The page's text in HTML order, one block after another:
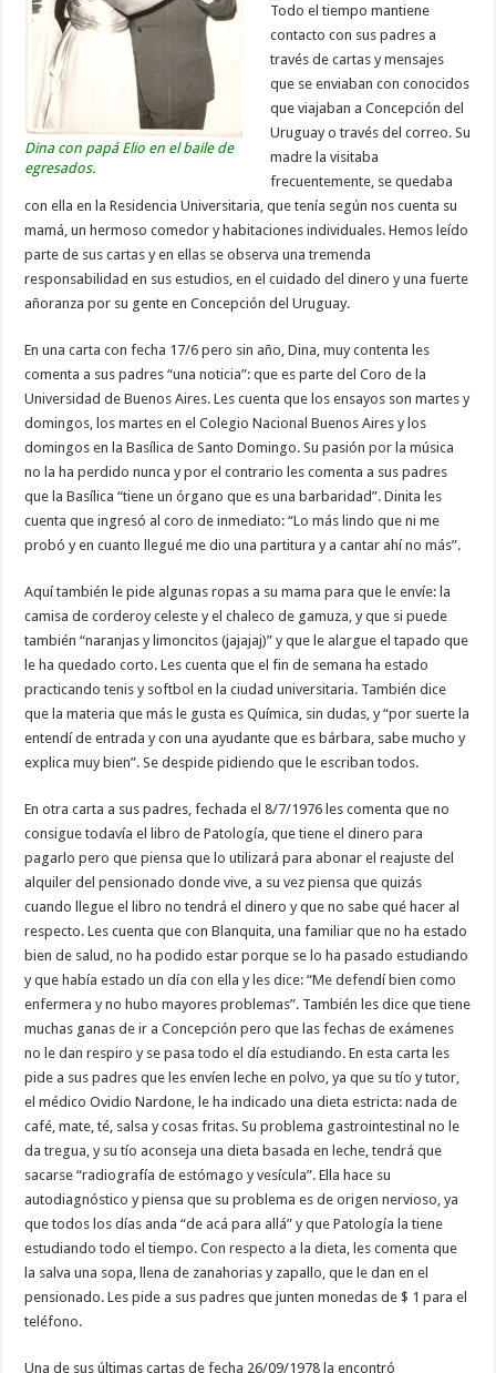
Dina con papá Elio en el baile de
egresados.
Todo el tiempo mantiene
contacto con sus padres a
través de cartas y mensajes
que se enviaban con conocidos
que viajaban a Concepción del
Uruguay o través del correo. Su
madre la visitaba
frecuentemente, se quedaba
con ella en la Residencia Universitaria, que tenía según nos cuenta su
mamá, un hermoso comedor y habitaciones individuales. Hemos leído
parte de sus cartas y en ellas se observa una tremenda
responsabilidad en sus estudios, en el cuidado del dinero y una fuerte
añoranza por su gente en Concepción del Uruguay.
En una carta con fecha 17/6 pero sin año, Dina, muy contenta les
comenta a sus padres “una noticia”: que es parte del Coro de la
Universidad de Buenos Aires. Les cuenta que los ensayos son martes y
domingos, los martes en el Colegio Nacional Buenos Aires y los
domingos en la Basílica de Santo Domingo. Su pasión por la música
no la ha perdido nunca y por el contrario les comenta a sus padres
que la Basílica “tiene un órgano que es una barbaridad”. Dinita les
cuenta que ingresó al coro de inmediato: “Lo más lindo que ni me
probó y en cuanto llegué me dio una partitura y a cantar ahí no más”.
Aquí también le pide algunas ropas a su mama para que le envíe: la
camisa de corderoy celeste y el chaleco de gamuza, y que si puede
también “naranjas y limoncitos (jajajaj)” y que le alargue el tapado que
le ha quedado corto. Les cuenta que el fin de semana ha estado
practicando tenis y softbol en la ciudad universitaria. También dice
que la materia que más le gusta es Química, sin dudas, y “por suerte la
entendí de entrada y con una ayudante que es bárbara, sabe mucho y
explica muy bien”. Se despide pidiendo que le escriban todos.
En otra carta a sus padres, fechada el 8/7/1976 les comenta que no
consigue todavía el libro de Patología, que tiene el dinero para
pagarlo pero que piensa que lo utilizará para abonar el reajuste del
alquiler del pensionado donde vive, a su vez piensa que quizás
cuando llegue el libro no tendrá el dinero y que no sabe qué hacer al
respecto. Les cuenta que con Blanquita, una familiar que no ha estado
bien de salud, no ha podido estar porque se lo ha pasado estudiando
y que había estado un día con ella y les dice: “Me defendí bien como
enfermera y no hubo mayores problemas”. También les dice que tiene
muchas ganas de ir a Concepción pero que las fechas de exámenes
no le dan respiro y se pasa todo el día estudiando. En esta carta les
pide a sus padres que les envíen leche en polvo, ya que su tío y tutor,
el médico Ovidio Nardone, le ha indicado una dieta estricta: nada de
café, mate, té, salsa y cosas fritas. Su problema gastrointestinal no le
da tregua, y su tío aconseja una dieta basada en leche, tendrá que
sacarse “radiografía de estómago y vesícula”. Ella hace su
autodiagnóstico y piensa que su problema es de origen nervioso, ya
que todos los días anda “de acá para allá” y que Patología la tiene
estudiando todo el tiempo. Con respecto a la dieta, les comenta que
la salva una sopa, llena de zanahorias y zapallo, que le dan en el
pensionado. Les pide a sus padres que junten monedas de $ 1 para el
teléfono.
Una de sus últimas cartas de fecha 26/09/1978 la encontró